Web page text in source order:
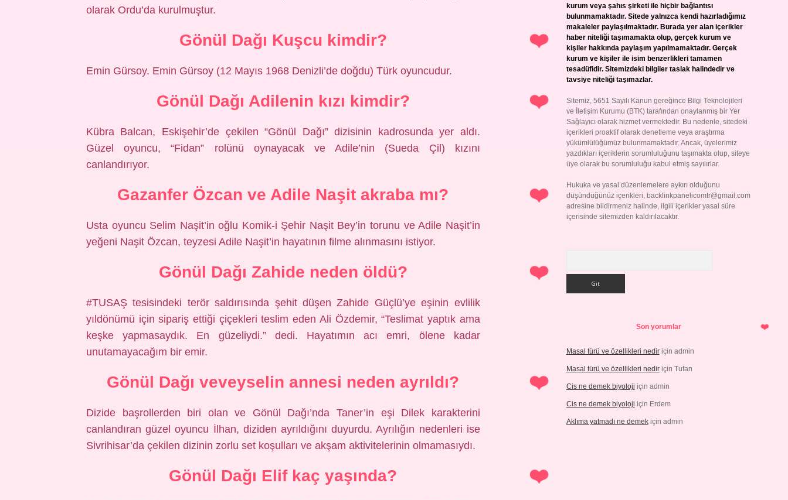
olarak Ordu’da kurulmuştur.
Gönül Dağı Kuşcu kimdir?
Emin Gürsoy. Emin Gürsoy (12 Mayıs 1968 Denizli’de doğdu) Türk oyuncudur.
Gönül Dağı Adilenin kızı kimdir?
Kübra Balcan, Eskişehir’de çekilen “Gönül Dağı” dizisinin kadrosunda yer aldı.
Güzel oyuncu, “Fidan” rolünü oynayacak ve Adile’nin (Sueda Çil) kızını
canlandırıyor.
Gazanfer Özcan ve Adile Naşit akraba mı?
Usta oyuncu Selim Naşit’in oğlu Komik-i Şehir Naşit Bey’in torunu ve Adile Naşit’in
yeğeni Naşit Özcan, teyzesi Adile Naşit’in hayatının filme alınmasını istiyor.
Gönül Dağı Zahide neden öldü?
#TUSAŞ tesisindeki terör saldırısında şehit düşen Zahide Güçlü’ye eşinin evlilik
yıldönümü için sipariş ettiği çiçekleri teslim eden Ali Özdemir, “Teslimat yaptık ama
keşke yapmasaydık. En güzeliydi.” dedi. Hayatımın acı emri, ölene kadar
unutamayacağım bir emir.
Gönül Dağı veveyselin annesi neden ayrıldı?
Dizide başrollerden biri olan ve Gönül Dağı’nda Taner’in eşi Dilek karakterini
canlandıran güzel oyuncu İlhan, diziden ayrıldığını duyurdu. Ayrılığın nedenleri ise
Sivrihisar’da çekilen dizinin zorlu set koşulları ve akşam aktivitelerinin olmamasıydı.
Gönül Dağı Elif kaç yaşında?
kurum veya şahıs şirketi ile hiçbir bağlantısı
bulunmamaktadır. Sitede yalnızca kendi hazırladığımız
makaleler paylaşılmaktadır. Burada yer alan içerikler
haber niteliği taşımamakta olup, gerçek kurum ve
kişiler hakkında paylaşım yapılmamaktadır. Gerçek
kurum ve kişiler ile isim benzerlikleri tamamen
tesadüfidir. Sitemizdeki bilgiler taslak halindedir ve
tavsiye niteliği taşımazlar.
Sitemiz, 5651 Sayılı Kanun gereğince Bilgi Teknolojileri
ve İletişim Kurumu (BTK) tarafından onaylanmış bir Yer
Sağlayıcı olarak hizmet vermektedir. Bu nedenle, sitedeki
içerikleri proaktif olarak denetleme veya araştırma
yükümlülüğümüz bulunmamaktadır. Ancak, üyelerimiz
yazdıkları içeriklerin sorumluluğunu taşımakta olup, siteye
üye olarak bu sorumluluğu kabul etmiş sayılırlar.
Hukuka ve yasal düzenlemelere aykırı olduğunu
düşündüğünüz içerikleri, backlinkpanelicomtr@gmail.com
adresine bildirmeniz halinde, ilgili içerikler yasal süre
içerisinde sitemizden kaldırılacaktır.
Son yorumlar
Masal türü ve özellikleri nediriçin admin
Masal türü ve özellikleri nediriçin Tufan
Cis ne demek biyoloji için admin
Cis ne demek biyoloji için Erdem
Aklıma yatmadı ne demekiçin admin